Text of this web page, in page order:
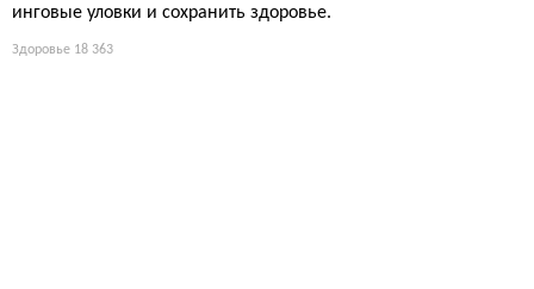
инговые уловки и сохранить здоровье.
Здоровье 18 363